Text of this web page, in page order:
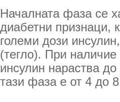
Началната фаза се
диабетни признаци,
големи дози
(тегло). При
инсулин нараства
тази фаза е от 4 до